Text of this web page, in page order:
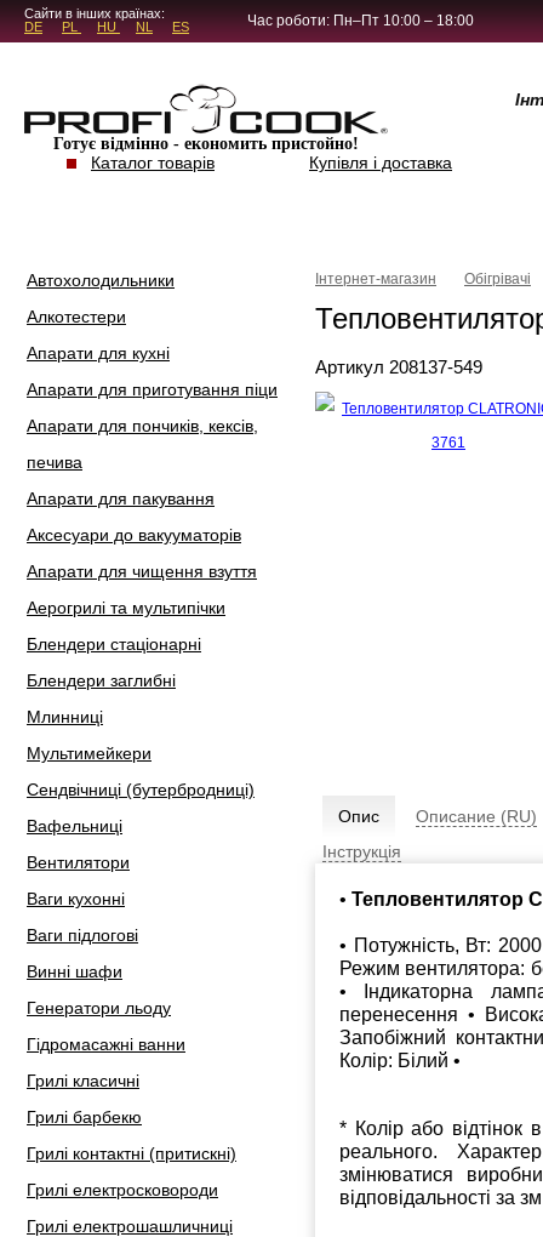
5.4.45Сайти в інших країнах:
DE
PL HU NL ES Час роботи: Пн–Пт 10:00 – 18:00
Готує відмінно - економить пристойно!
Каталог товарів Купівля і доставка
Автохолодильники
Алкотестери
Апарати для кухні
Апарати для приготування піци
Апарати для пончиків, кексів,
печива
Апарати для пакування
Аксесуари до вакууматорів
Апарати для чищення взуття
Аерогрилі та мультипічки
Блендери стаціонарні
Блендери заглибні
Млинниці
Мультимейкери
Сендвічниці (бутербродниці)
Вафельниці
Вентилятори
Ваги кухонні
Ваги підлогові
Винні шафи
Генератори льоду
Гідромасажні ванни
Грилі класичні
Грилі барбекю
Грилі контактні (притискні)
Грилі електросковороди
Грилі електрошашличниці
Інтернет-магазин Обігрівачі
Артикул 208137-549
Опис
Описание (RU)
Інструкція
• Тепловентилятор
• Потужність, Вт:
Режим вентилятора:
• Індикаторна
перенесення •
Запобіжний
Колір: Білий •
* Колір або відтінок
реального.
змінюватися
відповідальності за